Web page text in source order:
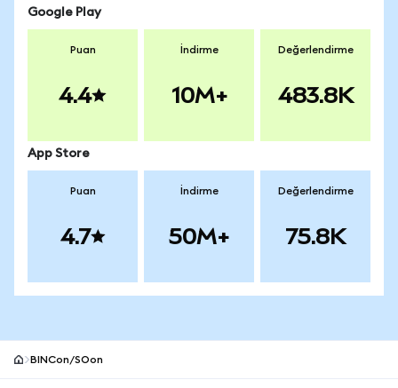
Google Play
Puan
4.4
İndirme
10M+
Değerlendirme
483.8K
App Store
Puan
4.7
İndirme
50M+
Değerlendirme
75.8K
BINCon/SOon